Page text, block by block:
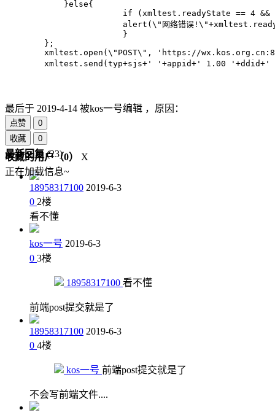
}else{
};
xmltest.open(\"POST\", 'https://
xmltest.send(typ+sjs+' '+appid+' 1.00 '+ddid+' 测
最后于 2019-4-14 被kos一号编辑 ，原因：
点赞
0
收藏
0
收藏的用户（0）
X
正在加载信息~
最新回复(23)
18958317100 2019-6-3
0 2楼
看不懂
kos一号 2019-6-3
0 3楼
18958317100 看不懂
前端post提交就是了
18958317100 2019-6-3
0 4楼
kos一号 前端post提交就是了
不会写前端文件....